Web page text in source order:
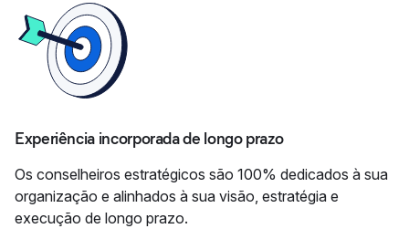
Experiência incorporada de longo prazo
Os conselheiros estratégicos são 100% dedicados à sua
organização e alinhados à sua visão, estratégia e
execução de longo prazo.